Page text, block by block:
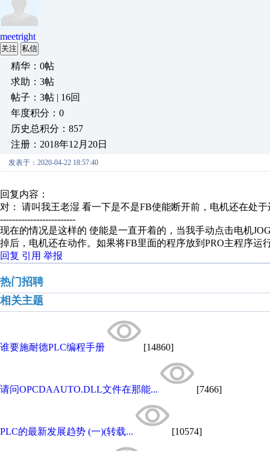
meetright
关注 私信
精华：0帖
求助：3帖
帖子：3帖 | 16回
年度积分：0
历史总积分：857
注册：2018年12月20日
发表于：2020-04-22 18:57:40
回复内容：
对： 请叫我王老湿 看一下是不是FB使能断开前，电机还在处
-------------------------
现在的情况是这样的 使能是一直开着的，当我手动点击电机
掉后，电机还在动作。如果将FB里面的程序放到PRO主程序
回复 引用 举报
热门招聘
相关主题
谁要施耐德PLC编程手册 [14860]
请问OPCDAAUTO.DLL文件在那能... [7466]
PLC的最新发展趋势 (一)(转载... [10574]